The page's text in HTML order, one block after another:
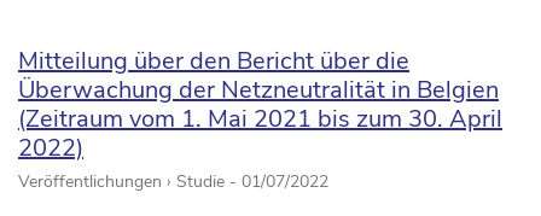
Mitteilung über den Bericht über die
Überwachung der Netzneutralität in Belgien
(Zeitraum vom 1. Mai 2021 bis zum 30. April
2022)
Veröffentlichungen › Studie - 01/07/2022